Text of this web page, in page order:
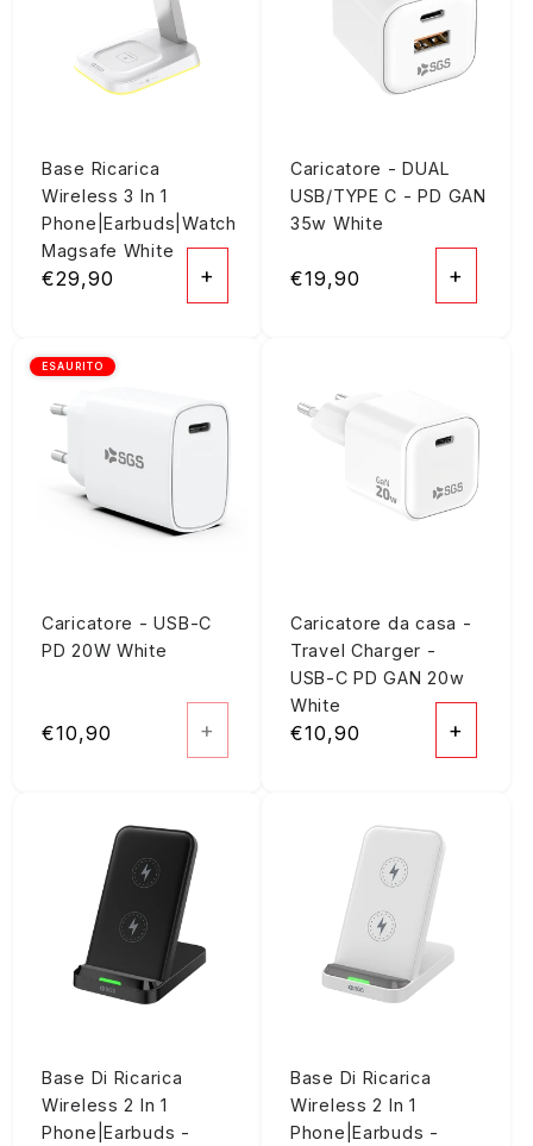
Base Ricarica
Wireless 3 In 1
Phone|Earbuds|Watch
Magsafe White
Prezzo
€29,90 +
Caricatore - DUAL
USB/TYPE C - PD GAN
35w White
Prezzo
€19,90 +
ESAURITO
Caricatore - USB-C
PD 20W White
Prezzo
€10,90 +
Caricatore da casa -
Travel Charger -
USB-C PD GAN 20w
White
Prezzo
€10,90 +
Base Di Ricarica
Wireless 2 In 1
Phone|Earbuds -
Base Di Ricarica
Wireless 2 In 1
Phone|Earbuds -